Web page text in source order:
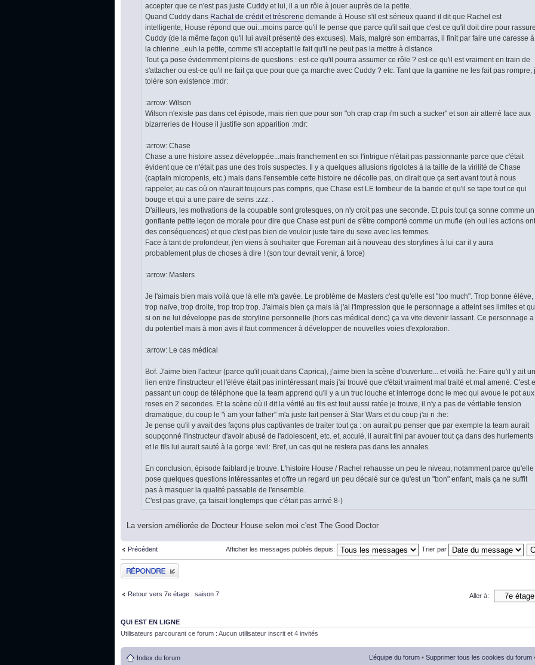
accepter que ce n'est pas juste Cuddy et lui, il a un rôle à jouer auprès de la petite.
Quand Cuddy dans Rachat de crédit et trésorerie demande à House s'il est sérieux quand il dit que Rachel est
intelligente, House répond que oui...moins parce qu'il le pense que parce qu'il sait que c'est ce qu'il doit dire pour
Cuddy (de la même façon qu'il lui avait présenté des excuses). Mais, malgré son embarras, il finit par faire une caresse à
la chienne...euh la petite, comme s'il acceptait le fait qu'il ne peut pas la mettre à distance.
Tout ça pose évidemment pleins de questions : est-ce qu'il pourra assumer ce rôle ? est-ce qu'il est vraiment en train de
s'attacher ou est-ce qu'il ne fait ça que pour que ça marche avec Cuddy ? etc. Tant que la gamine ne les fait pas rompre,
tolère son existence :mdr:
:arrow: Wilson
Wilson n'existe pas dans cet épisode, mais rien que pour son "oh crap crap i'm such a sucker" et son air atterré face aux
bizarreries de House il justifie son apparition :mdr:
:arrow: Chase
Chase a une histoire assez développée...mais franchement en soi l'intrigue n'était pas passionnante parce que c'était
évident que ce n'était pas une des trois suspectes. Il y a quelques allusions rigolotes à la taille de la virilité de Chase
(captain micropenis, etc.) mais dans l'ensemble cette histoire ne décolle pas, on dirait que ça sert avant tout à nous
rappeler, au cas où on n'aurait toujours pas compris, que Chase est LE tombeur de la bande et qu'il se tape tout ce qui
bouge et qui a une paire de seins :zzz: .
D'ailleurs, les motivations de la coupable sont grotesques, on n'y croit pas une seconde. Et puis tout ça sonne comme un
gonflante petite leçon de morale pour dire que Chase est puni de s'être comporté comme un mufle (eh oui les actions ont
des conséquences) et que c'est pas bien de vouloir juste faire du sexe avec les femmes.
Face à tant de profondeur, j'en viens à souhaiter que Foreman ait à nouveau des storylines à lui car il y aura
probablement plus de choses à dire ! (son tour devrait venir, à force)
:arrow: Masters
Je l'aimais bien mais voilà que là elle m'a gavée. Le problème de Masters c'est qu'elle est "too much". Trop bonne élève,
trop naïve, trop droite, trop trop trop. J'aimais bien ça mais là j'ai l'impression que le personnage a atteint ses limites et
si on ne lui développe pas de storyline personnelle (hors cas médical donc) ça va vite devenir lassant. Ce personnage a
du potentiel mais à mon avis il faut commencer à développer de nouvelles voies d'exploration.
:arrow: Le cas médical
Bof. J'aime bien l'acteur (parce qu'il jouait dans Caprica), j'aime bien la scène d'ouverture... et voilà :he: Faire qu'il y ait un
lien entre l'instructeur et l'élève était pas inintéressant mais j'ai trouvé que c'était vraiment mal traité et mal amené. C'est
passant un coup de téléphone que la team apprend qu'il y a un truc louche et interroge donc le mec qui avoue le pot aux
roses en 2 secondes. Et la scène où il dit la vérité au fils est tout aussi ratée je trouve, il n'y a pas de véritable tension
dramatique, du coup le "i am your father" m'a juste fait penser à Star Wars et du coup j'ai ri :he:
Je pense qu'il y avait des façons plus captivantes de traiter tout ça : on aurait pu penser que par exemple la team aurait
soupçonné l'instructeur d'avoir abusé de l'adolescent, etc. et, acculé, il aurait fini par avouer tout ça dans des hurlements
et le fils lui aurait sauté à la gorge :evil: Bref, un cas qui ne restera pas dans les annales.
En conclusion, épisode faiblard je trouve. L'histoire House / Rachel rehausse un peu le niveau, notamment parce qu'elle
pose quelques questions intéressantes et offre un regard un peu décalé sur ce qu'est un "bon" enfant, mais ça ne suffit
pas à masquer la qualité passable de l'ensemble.
C'est pas grave, ça faisait longtemps que c'était pas arrivé 8-)
La version améliorée de Docteur House selon moi c'est The Good Doctor
Précédent Afficher les messages publiés depuis: Trier par
Publier une réponse
Retour vers 7e étage : saison 7 Aller à:
QUI EST EN LIGNE
Utilisateurs parcourant ce forum : Aucun utilisateur inscrit et 4 invités
Index du forum L’équipe du forum • Supprimer tous les cookies du forum